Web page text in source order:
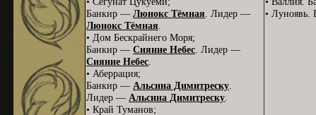
Банкир —Люнокс Тёмная. Лидер —
Люнокс Тёмная.
• Дом Бескрайнего Моря;
Банкир —Сияние Небес. Лидер —
Сияние Небес.
• Аберрация;
Банкир —Альсина Димитреску.
Лидер —Альсина Димитреску.
• Край Туманов;
•